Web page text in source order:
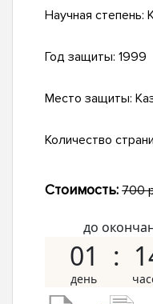
Научная степень:
Год защиты: 1999
Место защиты:
Количество
Стоимость: 700
до
01